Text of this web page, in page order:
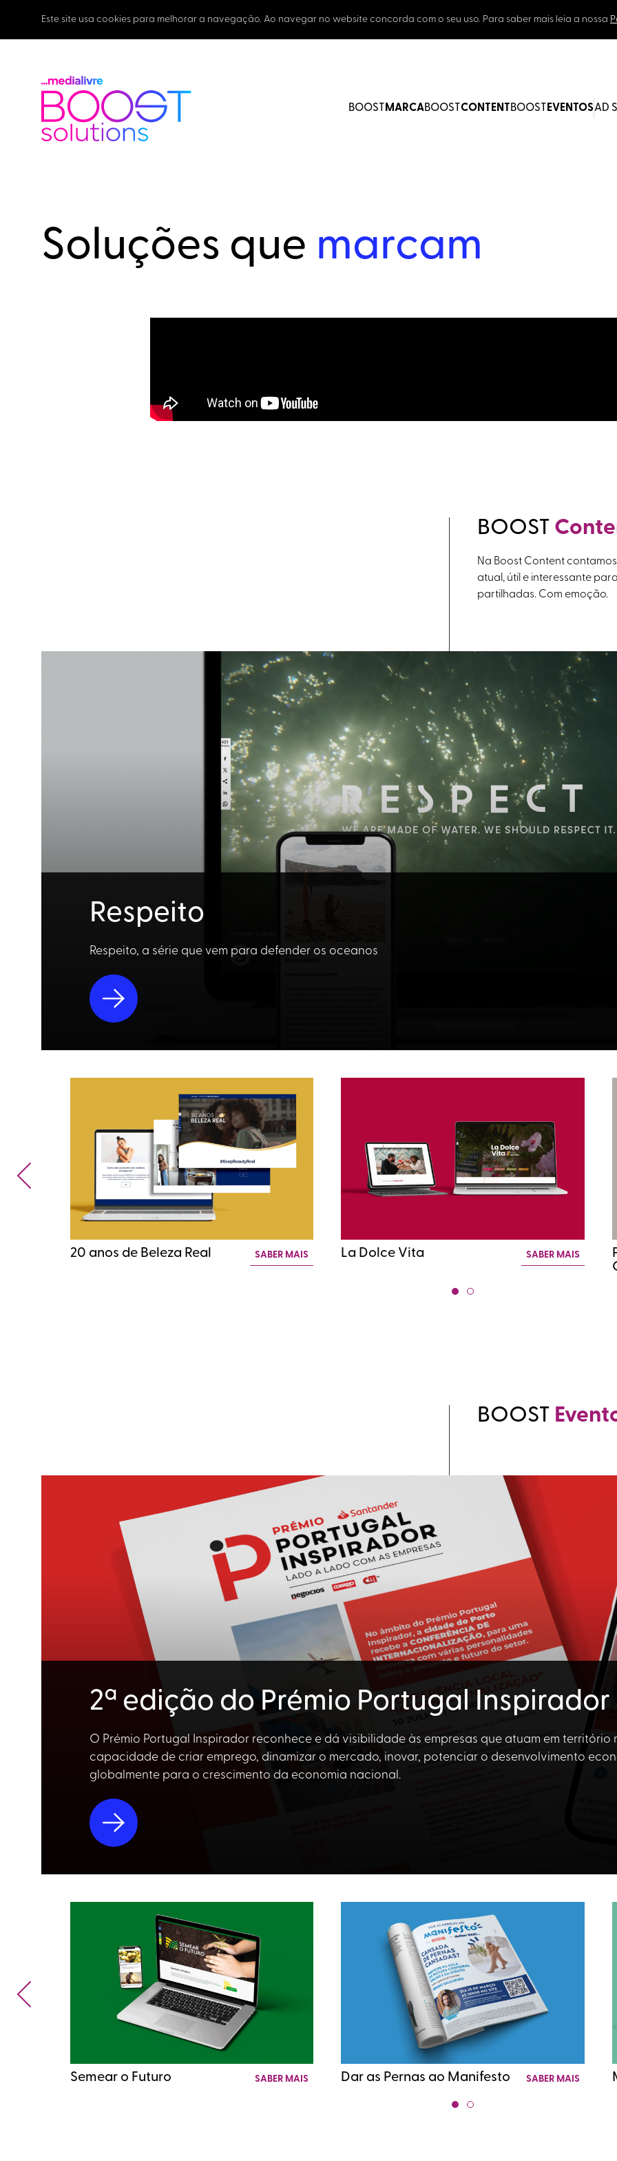
Este site usa cookies para melhorar a navegação. Ao navegar no website concorda com o seu uso. Para saber mais leia a nossa
BOOST MARCABOOST CONTENT BOOST EVENTOSAD
Soluções que marcam
BOOST
Na Boost Content
atual, útil e interessante
partilhadas. Com emoção.
Respeito
Respeito, a série que vem para defender os oceanos
20 anos de Beleza Real SABER MAIS La Dolce Vita SABER MAIS
BOOST
2ª edição do Prémio Portugal Inspirador
O Prémio Portugal Inspirador reconhece e dá visibilidade às empresas que atuam em
capacidade de criar emprego, dinamizar o mercado, inovar, potenciar o desenvolvimento
globalmente para o crescimento da economia nacional.
Semear o Futuro SABER MAIS Dar as Pernas ao Manifesto SABER MAIS